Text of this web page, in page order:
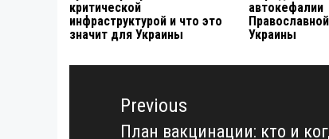
критической
инфраструктурой и что это
значит для Украины
автокефалии
Украины
Навигация
записямPrevious
План вакцинации: кто и